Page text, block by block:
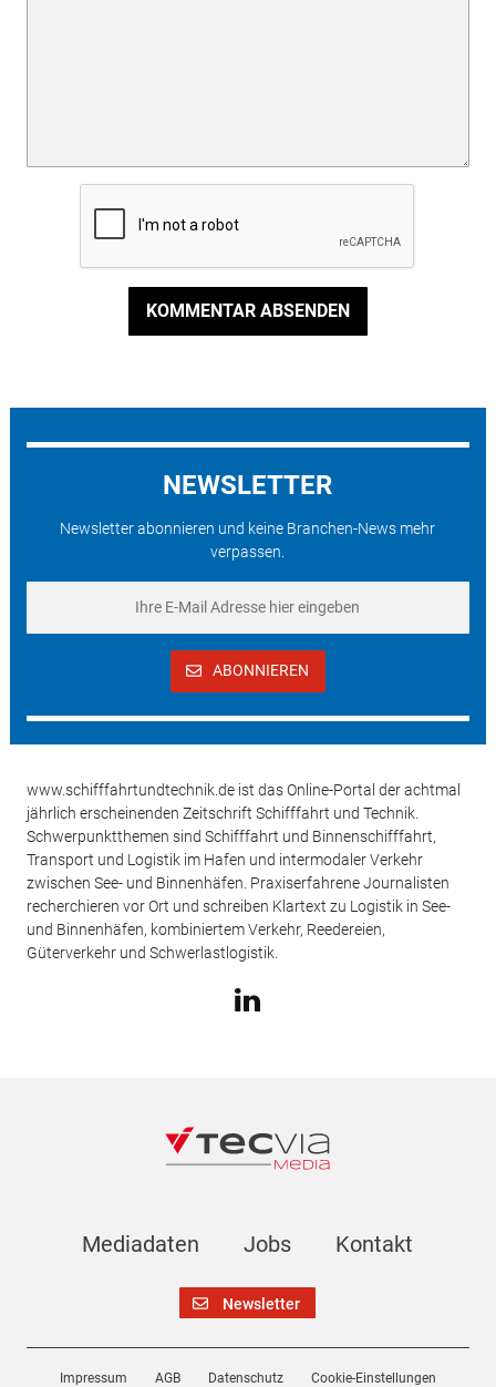
KOMMENTAR ABSENDEN
NEWSLETTER
Newsletter abonnieren und keine Branchen-News mehr
verpassen.
ABONNIEREN
www.schifffahrtundtechnik.de ist das Online-Portal der achtmal
jährlich erscheinenden Zeitschrift Schifffahrt und Technik.
Schwerpunktthemen sind Schifffahrt und Binnenschifffahrt,
Transport und Logistik im Hafen und intermodaler Verkehr
zwischen See- und Binnenhäfen. Praxiserfahrene Journalisten
recherchieren vor Ort und schreiben Klartext zu Logistik in See-
und Binnenhäfen, kombiniertem Verkehr, Reedereien,
Güterverkehr und Schwerlastlogistik.
Mediadaten Jobs Kontakt
Newsletter
Impressum AGB Datenschutz Cookie-Einstellungen